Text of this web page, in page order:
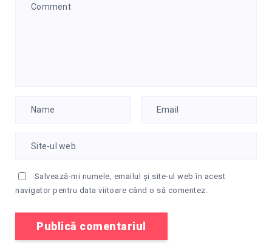
Salvează-mi numele, emailul și site-ul web în acest
navigator pentru data viitoare când o să comentez.